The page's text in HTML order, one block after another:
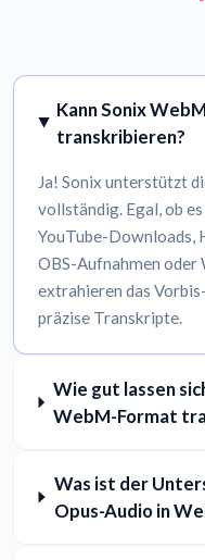
Kann Sonix
transkribieren?
Ja! Sonix unterstützt
vollständig. Egal, ob
YouTube-Downloads,
OBS-Aufnahmen oder
extrahieren das
präzise Transkripte.
Wie gut lassen
WebM-Format
Was ist der
Opus-Audio in